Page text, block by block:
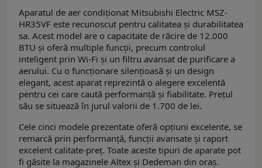
Aparatul de aer condiționat Mitsubishi Electric MSZ-
HR35VF este recunoscut pentru calitatea și durabilitatea
sa. Acest model are o capacitate de răcire de 12.000
BTU și oferă multiple funcții, precum controlul
inteligent prin Wi-Fi și un filtru avansat de purificare a
aerului. Cu o funcționare silențioasă și un design
elegant, acest aparat reprezintă o alegere excelentă
pentru cei care caută performanță și fiabilitate. Prețul
său se situează în jurul valorii de 1.700 de lei.
Cele cinci modele prezentate oferă opțiuni excelente, se
remarcă prin performanță, funcții avansate și raport
excelent calitate-preț. Toate aceste tipuri de aparate pot
fi găsite la magazinele Altex şi Dedeman din oraș.